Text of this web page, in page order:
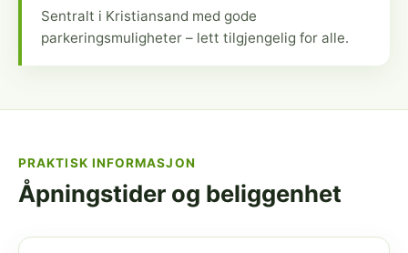
Sentralt i Kristiansand med gode
parkeringsmuligheter – lett tilgjengelig for alle.
PRAKTISK INFORMASJON
Åpningstider og beliggenhet